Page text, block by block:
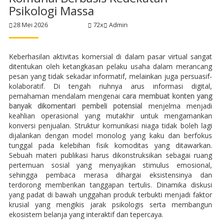
Psikologi Massa
28 Mei 2026 72x Admin
Keberhasilan aktivitas komersial di dalam pasar virtual sangat
ditentukan oleh ketangkasan pelaku usaha dalam merancang
pesan yang tidak sekadar informatif, melainkan juga persuasif-
kolaboratif. Di tengah riuhnya arus informasi digital,
pemahaman mendalam mengenai cara membuat konten yang
banyak dikomentari pembeli potensial menjelma menjadi
keahlian operasional yang mutakhir untuk mengamankan
konversi penjualan. Struktur komunikasi niaga tidak boleh lagi
dijalankan dengan model monolog yang kaku dan berfokus
tunggal pada kelebihan fisik komoditas yang ditawarkan.
Sebuah materi publikasi harus dikonstruksikan sebagai ruang
pertemuan sosial yang menyajikan stimulus emosional,
sehingga pembaca merasa dihargai eksistensinya dan
terdorong memberikan tanggapan tertulis. Dinamika diskusi
yang padat di bawah unggahan produk terbukti menjadi faktor
krusial yang mengikis jarak psikologis serta membangun
ekosistem belanja yang interaktif dan tepercaya.